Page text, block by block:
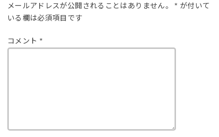
メールアドレスが公開されることはありません。 * が付いて
いる欄は必須項目です
コメント *